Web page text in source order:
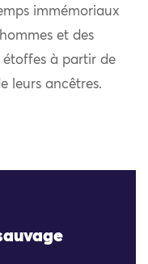
immémoriaux
et des
étoffes à partir de
leurs ancêtres.